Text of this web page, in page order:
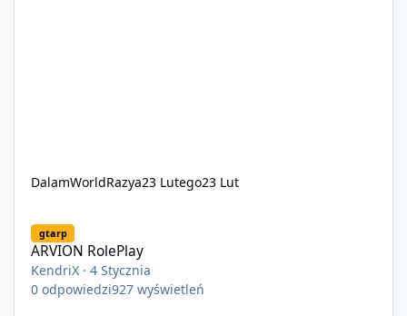
DalamWorldRazya23 Lutego23 Lut
gtarp
ARVION RolePlay
KendriX ·4 Stycznia
0 odpowiedzi927 wyświetleń